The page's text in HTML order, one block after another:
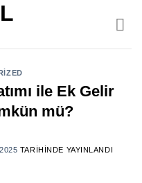
ile Ek Gelir
mü?
TARIHINDE YAYINLANDI